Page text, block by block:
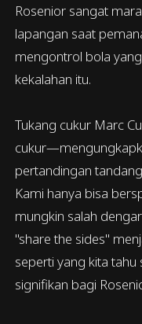
Rosenior sangat
lapangan saat
mengontrol bola
kekalahan itu.
Tukang cukur Marc
pertandingan
Kami hanya bisa
mungkin salah
"share the sides"
seperti yang kita tahu
signifikan bagi